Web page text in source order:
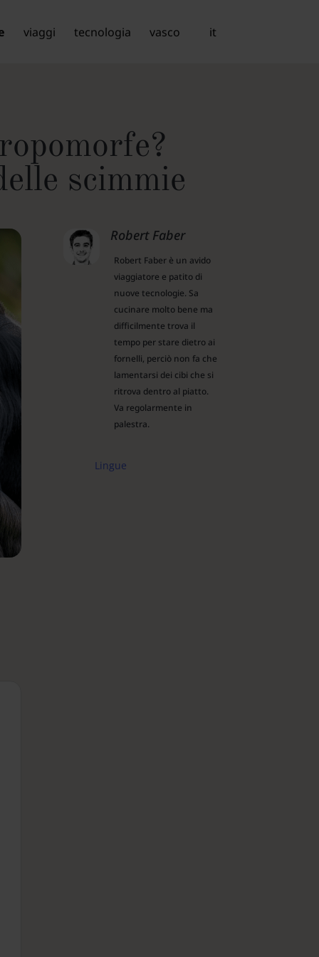
it
viaggi tecnologia vasco
scimmie
Robert Faber
Robert Faber è un avido
viaggiatore e patito di
nuove tecnologie. Sa
cucinare molto bene ma
difficilmente trova il
tempo per stare dietro ai
fornelli, perciò non fa che
lamentarsi dei cibi che si
ritrova dentro al piatto.
Va regolarmente in
palestra.
Lingue